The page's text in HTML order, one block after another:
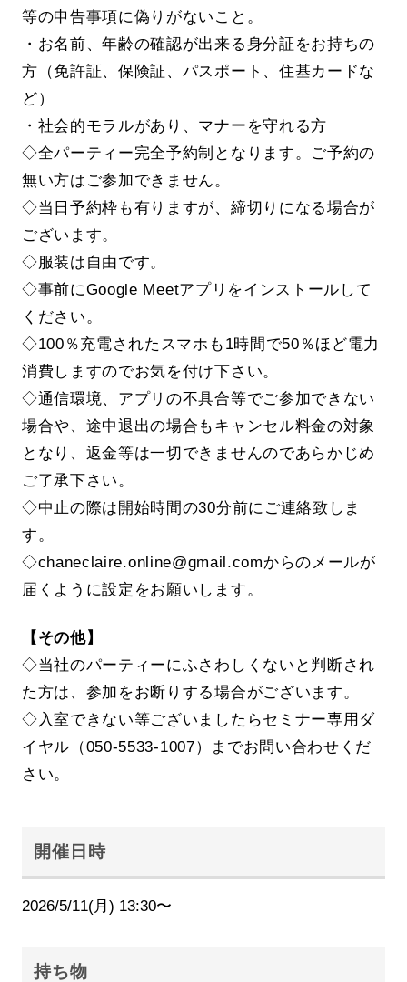
等の申告事項に偽りがないこと。
・お名前、年齢の確認が出来る身分証をお持ちの
方（免許証、保険証、パスポート、住基カードな
ど）
・社会的モラルがあり、マナーを守れる方
◇全パーティー完全予約制となります。ご予約の
無い方はご参加できません。
◇当日予約枠も有りますが、締切りになる場合が
ございます。
◇服装は自由です。
◇事前にGoogle Meetアプリをインストールして
ください。
◇100％充電されたスマホも1時間で50％ほど電力
消費しますのでお気を付け下さい。
◇通信環境、アプリの不具合等でご参加できない
場合や、途中退出の場合もキャンセル料金の対象
となり、返金等は一切できませんのであらかじめ
ご了承下さい。
◇中止の際は開始時間の30分前にご連絡致しま
す。
◇chaneclaire.online@gmail.comからのメールが
届くように設定をお願いします。
【その他】
◇当社のパーティーにふさわしくないと判断され
た方は、参加をお断りする場合がございます。
◇入室できない等ございましたらセミナー専用ダ
イヤル（050-5533-1007）までお問い合わせくだ
さい。
開催日時
2026/5/11(月) 13:30〜
持ち物